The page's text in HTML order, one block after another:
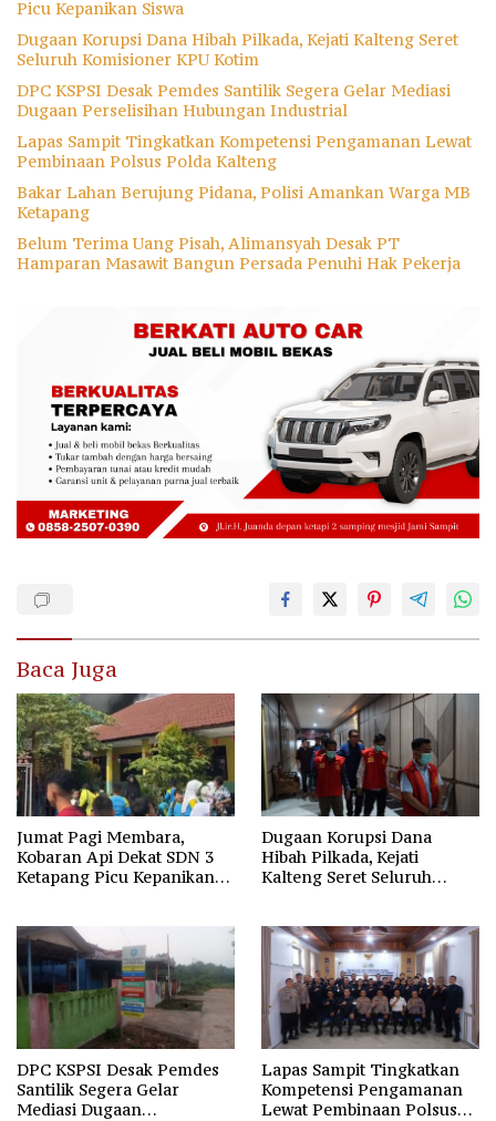
Picu Kepanikan Siswa
Dugaan Korupsi Dana Hibah Pilkada, Kejati Kalteng Seret
Seluruh Komisioner KPU Kotim
DPC KSPSI Desak Pemdes Santilik Segera Gelar Mediasi
Dugaan Perselisihan Hubungan Industrial
Lapas Sampit Tingkatkan Kompetensi Pengamanan Lewat
Pembinaan Polsus Polda Kalteng
Bakar Lahan Berujung Pidana, Polisi Amankan Warga MB
Ketapang
Belum Terima Uang Pisah, Alimansyah Desak PT
Hamparan Masawit Bangun Persada Penuhi Hak Pekerja
Baca Juga
Jumat Pagi Membara,
Kobaran Api Dekat SDN 3
Ketapang Picu Kepanikan
Dugaan Korupsi Dana
Hibah Pilkada, Kejati
Kalteng Seret Seluruh
DPC KSPSI Desak Pemdes
Santilik Segera Gelar
Mediasi Dugaan
Lapas Sampit Tingkatkan
Kompetensi Pengamanan
Lewat Pembinaan Polsus